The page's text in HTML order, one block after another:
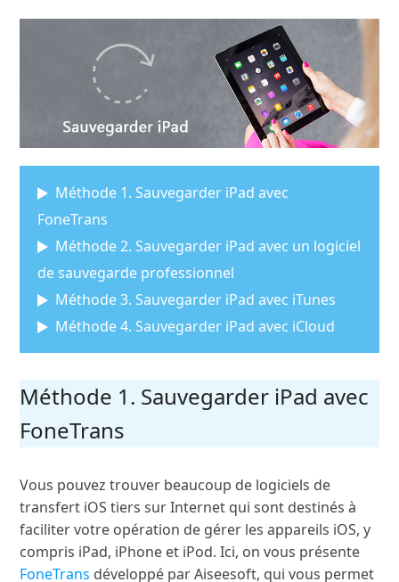
Méthode 1. Sauvegarder iPad avec
FoneTrans
Méthode 2. Sauvegarder iPad avec un logiciel
de sauvegarde professionnel
Méthode 3. Sauvegarder iPad avec iTunes
Méthode 4. Sauvegarder iPad avec iCloud
Méthode 1. Sauvegarder iPad avec
FoneTrans
Vous pouvez trouver beaucoup de logiciels de
transfert iOS tiers sur Internet qui sont destinés à
faciliter votre opération de gérer les appareils iOS, y
compris iPad, iPhone et iPod. Ici, on vous présente
FoneTrans développé par Aiseesoft, qui vous permet